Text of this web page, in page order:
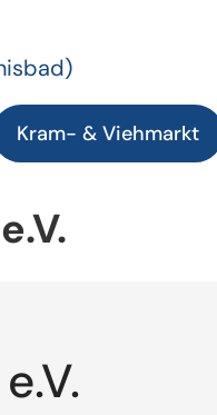
Kram- & Viehmarkt